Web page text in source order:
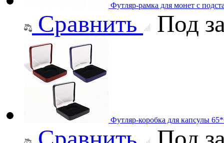
Футляр-рамка для монет с
Сравнить Под
Футляр-коробка для капсулы